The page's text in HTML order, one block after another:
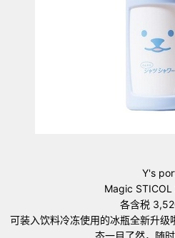
Y's
Magic STICOL
各含税
可装入饮料冷冻使用的冰瓶全新升
态一目了然，随时